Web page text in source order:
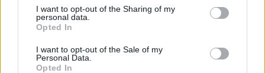
I want to opt-out of the Sharing of my
personal data.
Opted In
I want to opt-out of the Sale of my
Personal Data.
Opted In
05/08/2026 - 16:03 ΚΟΣΜΟΣ
Χρηματιστήριο: Στις 2.623,62 μονάδες ο Γενικός
Δείκτης Τιμών, με πτώση 0,19%
05/08/2026 - 15:36 ΟΙΚΟΝΟΜΙΑ